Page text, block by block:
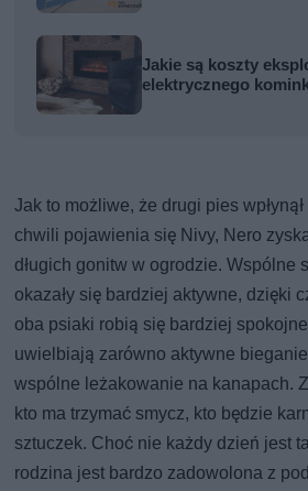
Jakie są koszty
elektrycznego
Jak to możliwe, że drugi pies
chwili pojawienia się Nivy, Nero
długich gonitw w ogrodzie. Wspólne
okazały się bardziej aktywne, dzięki
oba psiaki robią się bardziej
uwielbiają zarówno aktywne
wspólne leżakowanie na kanapach.
kto ma trzymać smycz, kto będzie
sztuczek. Choć nie każdy dzień jest
rodzina jest bardzo zadowolona z